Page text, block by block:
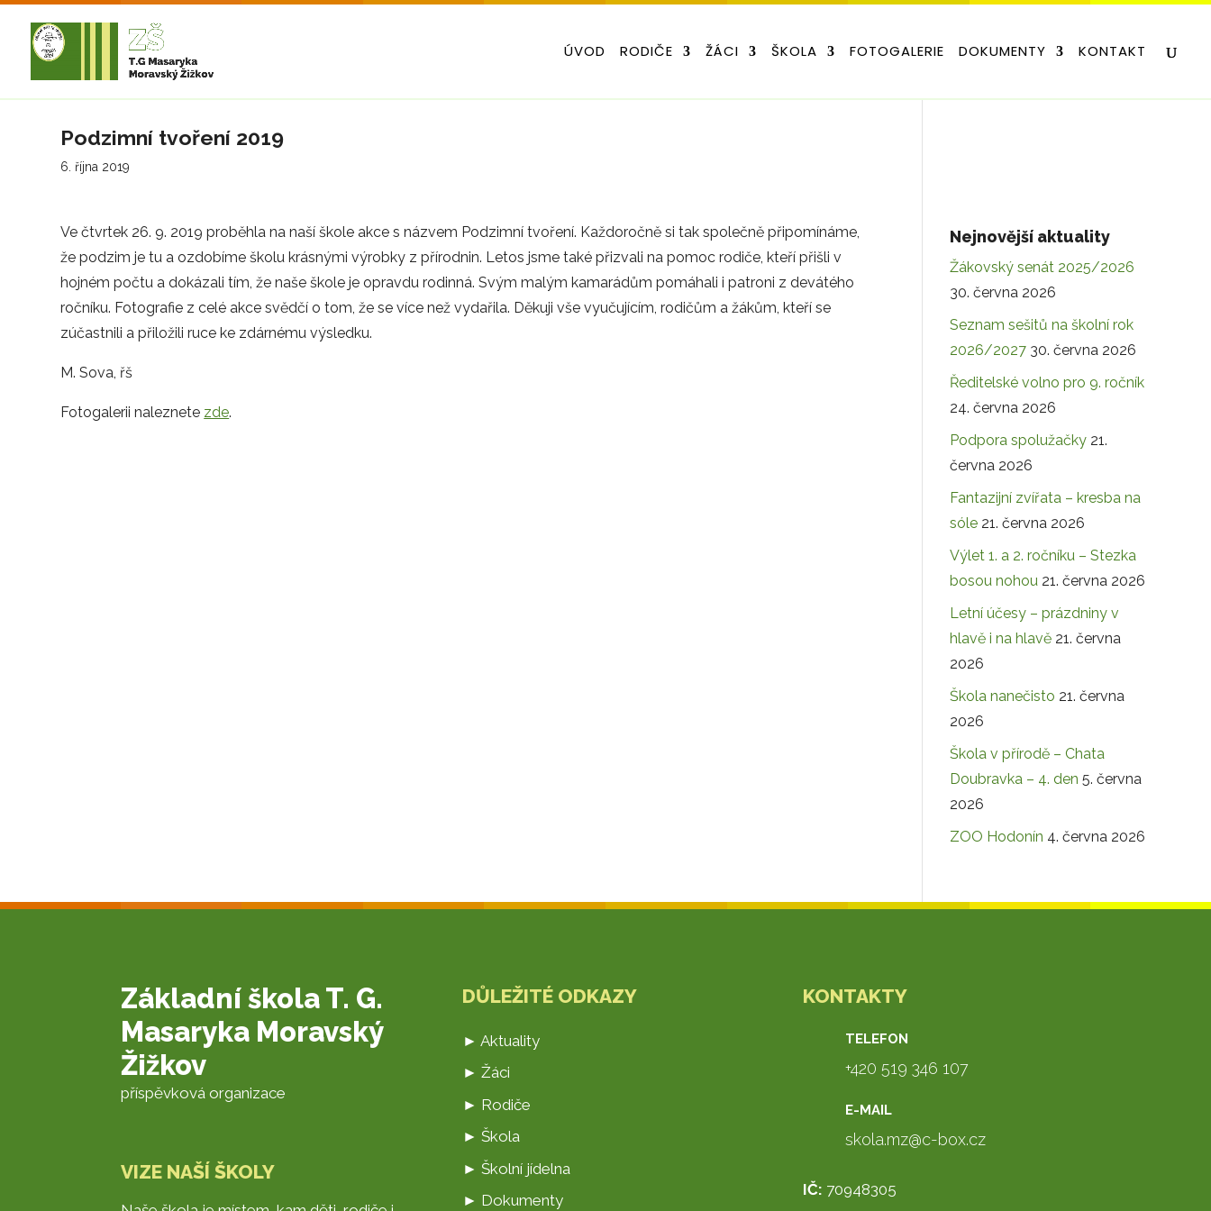
ÚVOD RODIČE ŽÁCI ŠKOLA FOTOGALERIE DOKUMENTY KONTAKT
Podzimní tvoření 2019
6. října 2019
Ve čtvrtek 26. 9. 2019 proběhla na naší škole akce s názvem Podzimní tvoření. Každoročně si tak společně připomínáme,
že podzim je tu a ozdobíme školu krásnými výrobky z přírodnin. Letos jsme také přizvali na pomoc rodiče, kteří přišli v
hojném počtu a dokázali tím, že naše škole je opravdu rodinná. Svým malým kamarádům pomáhali i patroni z devátého
ročníku. Fotografie z celé akce svědčí o tom, že se více než vydařila. Děkuji vše vyučujícím, rodičům a žákům, kteří se
zúčastnili a přiložili ruce ke zdárnému výsledku.
M. Sova, řš
Fotogalerii naleznete zde.
Nejnovější aktuality
Žákovský senát 2025/2026
30. června 2026
Seznam sešitů na školní rok
2026/2027 30. června 2026
Ředitelské volno pro 9. ročník
24. června 2026
Podpora spolužačky 21.
června 2026
Fantazijní zvířata – kresba na
sóle 21. června 2026
Výlet 1. a 2. ročníku – Stezka
bosou nohou 21. června 2026
Letní účesy – prázdniny v
hlavě i na hlavě 21. června
2026
Škola nanečisto 21. června
2026
Škola v přírodě – Chata
Doubravka – 4. den 5. června
2026
ZOO Hodonín 4. června 2026
Základní škola T. G.
Masaryka Moravský
Žižkov
příspěvková organizace
VIZE NAŠÍ ŠKOLY
DŮLEŽITÉ ODKAZY
► Aktuality
► Žáci
► Rodiče
► Škola
► Školní jídelna
► Dokumenty
KONTAKTY
TELEFON
+420 519 346 107
E-MAIL
skola.mz@c-box.cz
IČ: 70948305